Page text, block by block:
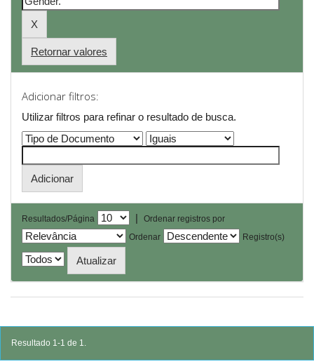
Retornar valores
Adicionar filtros:
Utilizar filtros para refinar o resultado de busca.
Resultados/Página |
Ordenar registros por
Ordenar
Registro(s)
Resultado 1-1 de 1.